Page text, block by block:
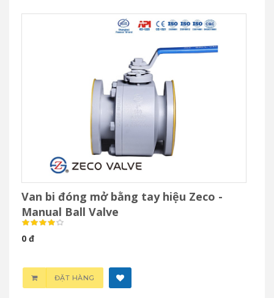
Van bi đóng mở bằng tay hiệu Zeco -
Manual Ball Valve
0 đ
ĐẶT HÀNG